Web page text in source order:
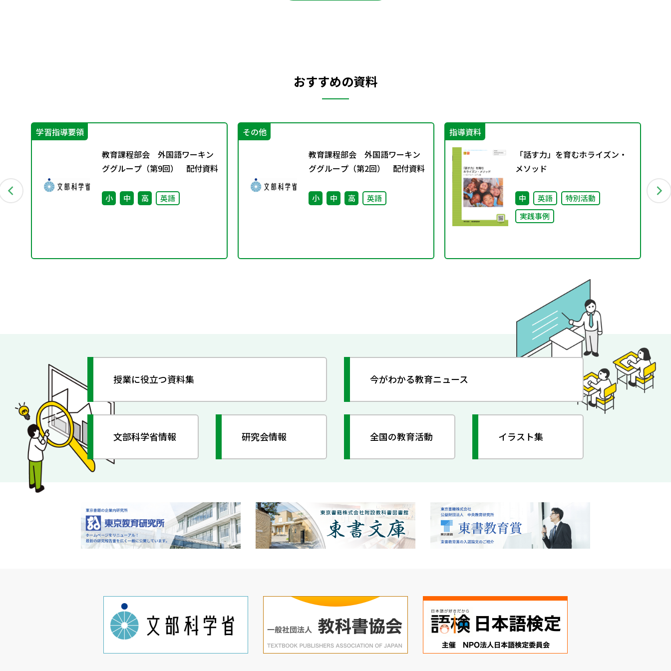
おすすめの資料
学習指導要領
教育課程部会 外国語ワーキン
ググループ（第9回） 配付資料
小 中 高 英語
その他
教育課程部会 外国語ワーキン
ググループ（第2回） 配付資料
小 中 高 英語
指導資料
「話す力」を育むホライズン・
メソッド
中 英語
特別活動
実践事例
授業に役立つ資料集 今がわかる教育ニュース
文部科学省情報 研究会情報 全国の教育活動 イラスト集